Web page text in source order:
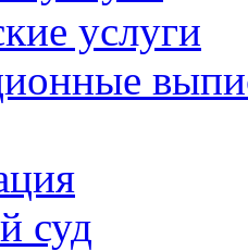
услуги
суд